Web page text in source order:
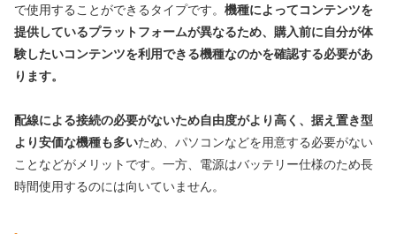
で使用することができるタイプです。 機種によってコンテンツを
提供しているプラットフォームが異なるため、購入前に自分が体
験したいコンテンツを利用できる機種なのかを確認する必要があ
ります。
配線による接続の必要がないため自由度がより高く、据え置き型
より安価な機種も多いため、パソコンなどを用意する必要がない
ことなどがメリットです。一方、電源はバッテリー仕様のため長
時間使用するのには向いていません。